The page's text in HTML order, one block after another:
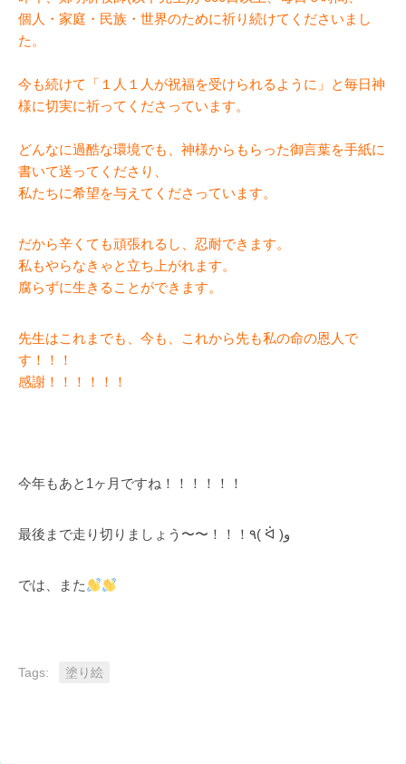
個人・家庭・民族・世界のために祈り続けてくださいまし
た。
今も続けて「１人１人が祝福を受けられるように」と毎日神
様に切実に祈ってくださっています。
どんなに過酷な環境でも、神様からもらった御言葉を手紙に
書いて送ってくださり、
私たちに希望を与えてくださっています。
だから辛くても頑張れるし、忍耐できます。
私もやらなきゃと立ち上がれます。
腐らずに生きることができます。
先生はこれまでも、今も、これから先も私の命の恩人で
す！！！
感謝！！！！！！
今年もあと1ヶ月ですね！！！！！！
最後まで走り切りましょう〜〜！！！٩( ᐛ )و
では、また
Tags: 塗り絵